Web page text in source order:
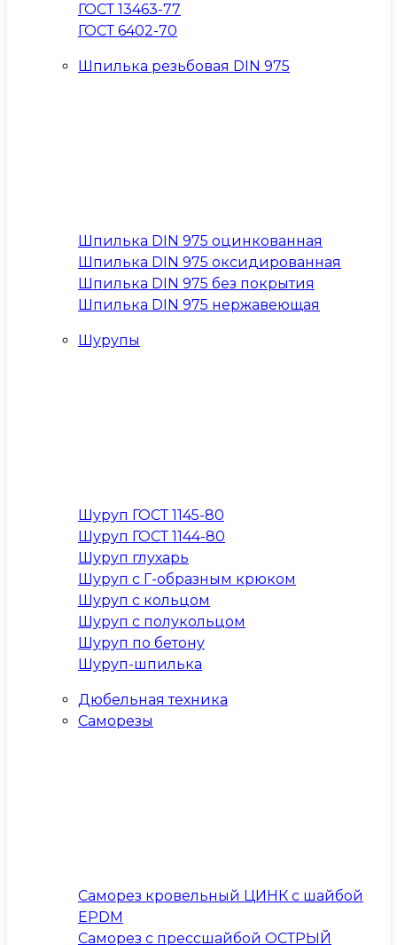
ГОСТ 13463-77
ГОСТ 6402-70
Шпилька резьбовая DIN 975
Шпилька DIN 975 оцинкованная
Шпилька DIN 975 оксидированная
Шпилька DIN 975 без покрытия
Шпилька DIN 975 нержавеющая
Шурупы
Шуруп ГОСТ 1145-80
Шуруп ГОСТ 1144-80
Шуруп глухарь
Шуруп с Г-образным крюком
Шуруп с кольцом
Шуруп с полукольцом
Шуруп по бетону
Шуруп-шпилька
Дюбельная техника
Саморезы
Саморез кровельный ЦИНК с шайбой
EPDM
Саморез с прессшайбой ОСТРЫЙ